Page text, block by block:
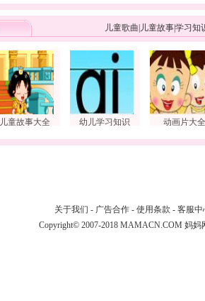
儿童歌曲 儿童故事学习知
儿童故事大全 幼儿学习知识 动画片大全
关于我们 - 广告合作 - 使用条款 - 客服中
Copyright© 2007-2018 MAMACN.COM 妈妈